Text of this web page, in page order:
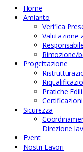
Home
Amianto
Verifica
Valutazione
Rimozione/
Progettazione
Pratiche
Sicurezza
Direzione
Eventi
Nostri Lavori